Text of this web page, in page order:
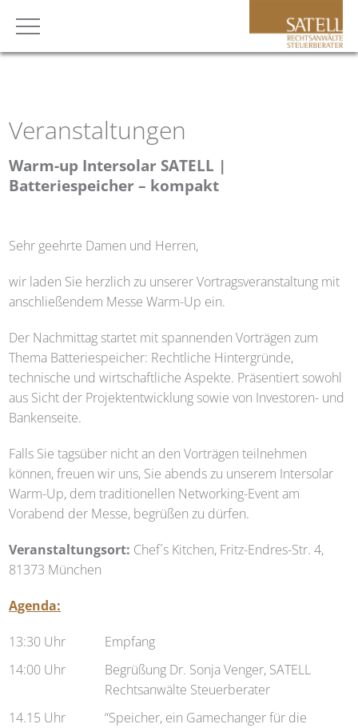
Veranstaltungen
Warm-up Intersolar SATELL |
Batteriespeicher – kompakt
Sehr geehrte Damen und Herren,
wir laden Sie herzlich zu unserer Vortragsveranstaltung mit
anschließendem Messe Warm-Up ein.
Der Nachmittag startet mit spannenden Vorträgen zum
Thema Batteriespeicher: Rechtliche Hintergründe,
technische und wirtschaftliche Aspekte. Präsentiert sowohl
aus Sicht der Projektentwicklung sowie von Investoren- und
Bankenseite.
Falls Sie tagsüber nicht an den Vorträgen teilnehmen
können, freuen wir uns, Sie abends zu unserem Intersolar
Warm-Up, dem traditionellen Networking-Event am
Vorabend der Messe, begrüßen zu dürfen.
Veranstaltungsort: Chef´s Kitchen, Fritz-Endres-Str. 4,
81373 München
Agenda:
13:30 Uhr
Empfang
14:00 Uhr
Begrüßung Dr. Sonja Venger, SATELL
Rechtsanwälte Steuerberater
14.15 Uhr
“Speicher, ein Gamechanger für die